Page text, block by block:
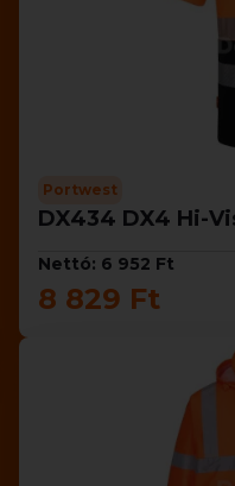
Portwest
DX434 DX4 Hi-
Nettó: 6 952 Ft
8 829 Ft